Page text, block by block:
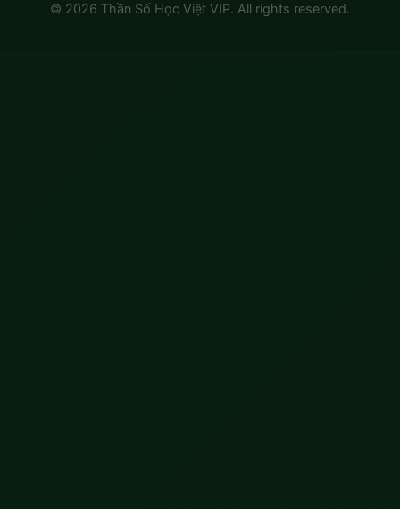
© 2026 Thần Số Học Việt VIP. All rights reserved.